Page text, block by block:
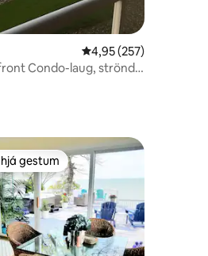
4,95 af 5 í
4,95 (257)
Condo-laug, strönd,
hjá gestum
gestum